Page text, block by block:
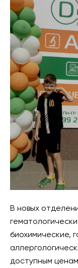
В новых
биохимические,
доступным